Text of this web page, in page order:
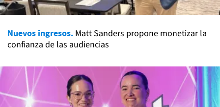
Nuevos ingresos. Matt Sanders propone monetizar la
confianza de las audiencias